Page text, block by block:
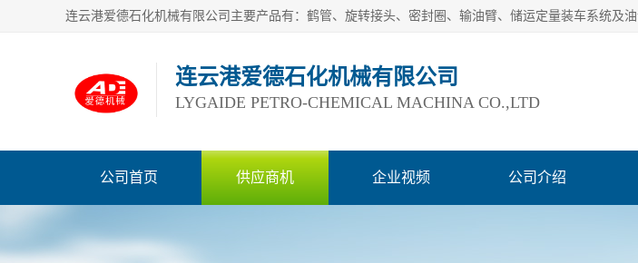
连云港爱德石化机械有限公司
LYGAIDE PETRO-CHEMICAL MACHINA CO.,LTD
公司首页 供应商机 企业视频 公司介绍